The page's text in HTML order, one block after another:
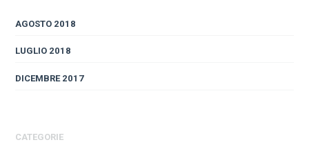
AGOSTO 2018
LUGLIO 2018
DICEMBRE 2017
CATEGORIE